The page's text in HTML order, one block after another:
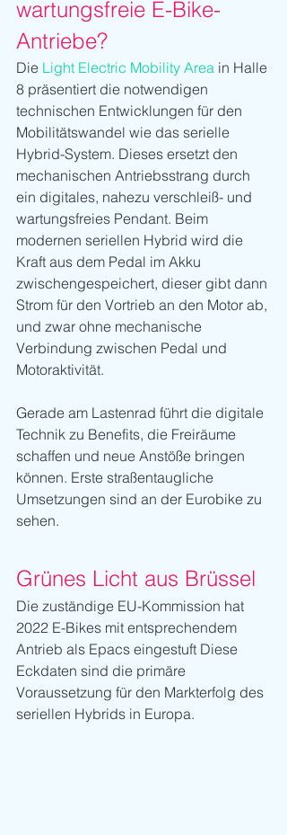
wartungsfreie E-Bike-
Antriebe?
Die Light Electric Mobility Area in Halle
8 präsentiert die notwendigen
technischen Entwicklungen für den
Mobilitätswandel wie das serielle
Hybrid-System. Dieses ersetzt den
mechanischen Antriebsstrang durch
ein digitales, nahezu verschleiß- und
wartungsfreies Pendant. Beim
modernen seriellen Hybrid wird die
Kraft aus dem Pedal im Akku
zwischengespeichert, dieser gibt dann
Strom für den Vortrieb an den Motor ab,
und zwar ohne mechanische
Verbindung zwischen Pedal und
Motoraktivität.
Gerade am Lastenrad führt die digitale
Technik zu Benefits, die Freiräume
schaffen und neue Anstöße bringen
können. Erste straßentaugliche
Umsetzungen sind an der Eurobike zu
sehen.
Grünes Licht aus Brüssel
Die zuständige EU-Kommission hat
2022 E-Bikes mit entsprechendem
Antrieb als Epacs eingestuft Diese
Eckdaten sind die primäre
Voraussetzung für den Markterfolg des
seriellen Hybrids in Europa.